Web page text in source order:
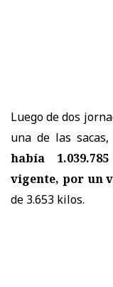
Luego de dos
una de las
había
vigente, por un
de 3.653 kilos.